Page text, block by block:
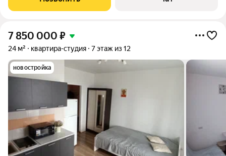
индивидуальный металлический
7 850 000 ₽
24 м² квартира-студия 7 этаж из 12
новостройка